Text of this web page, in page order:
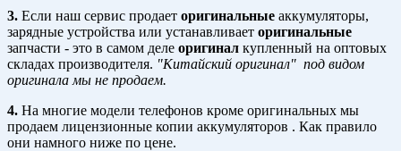
3. Если наш сервис продает оригинальные аккумуляторы,
зарядные устройства или устанавливает оригинальные
запчасти - это в самом деле оригинал купленный на оптовых
складах производителя. "Китайский оригинал" под видом
оригинала мы не продаем.
4. На многие модели телефонов кроме оригинальных мы
продаем лицензионные копии аккумуляторов . Как правило
они намного ниже по цене.